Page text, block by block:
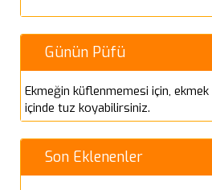
Günün Püfü
Ekmeğin küflenmemesi için,
içinde tuz koyabilirsiniz.
Son Eklenenler